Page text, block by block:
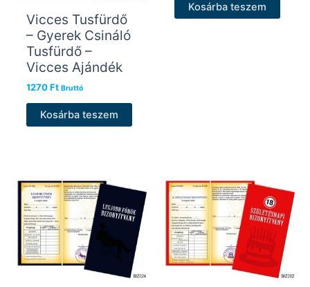
Vicces Tusfürdő
– Gyerek Csináló
Tusfürdő –
Vicces Ajándék
1270Ft Bruttó
Kosárba teszem
Kosárba teszem